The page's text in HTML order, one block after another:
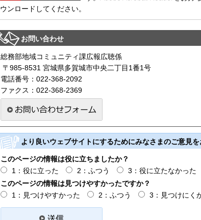
ウンロードしてください。
お問い合わせ
総務部地域コミュニティ課広報広聴係
〒985-8531 宮城県多賀城市中央二丁目1番1号
電話番号：022-368-2092
ファクス：022-368-2369
より良いウェブサイトにするためにみなさまのご意見
このページの情報は役に立ちましたか？
1：役に立った
2：ふつう
3：役に立たなかった
このページの情報は見つけやすかったですか？
1：見つけやすかった
2：ふつう 3：見つけにく